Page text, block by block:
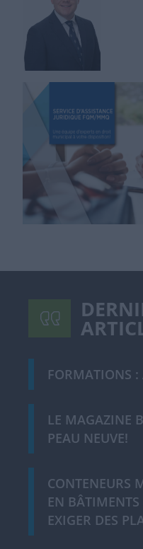
FORMATIONS :
LE MAGAZINE
PEAU NEUVE!
CONTENEURS
EN
EXIGER DES